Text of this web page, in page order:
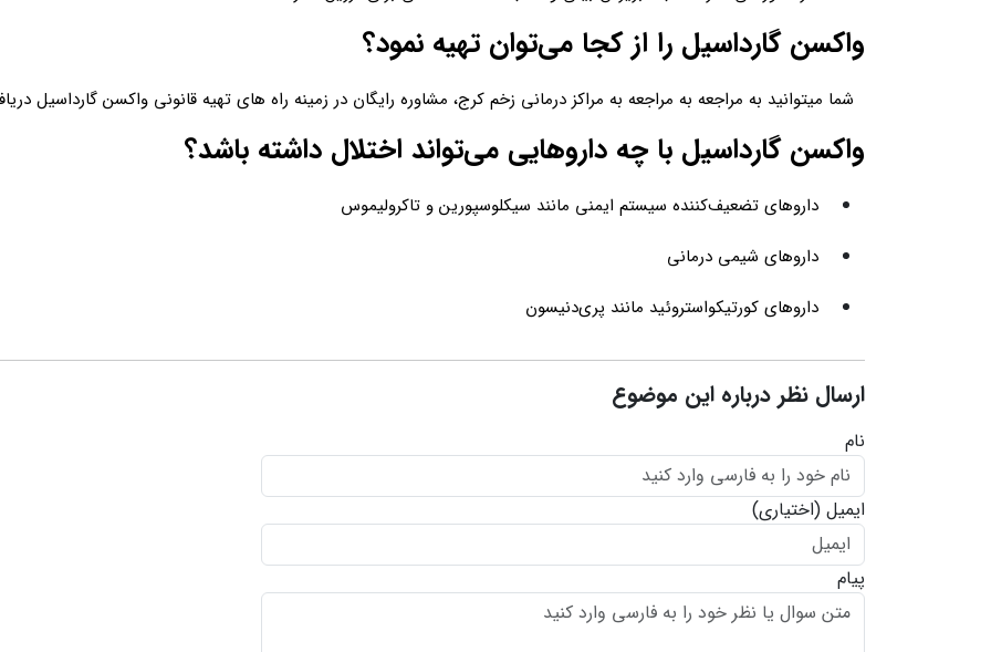
واکسن گارداسیل را از کجا می‌توان تهیه نمود؟
شما میتوانید به مراجعه به مراجعه به مراکز درمانی زخم کرج، مشاوره رایگان در زمینه راه های تهیه قانونی واکسن گارداسیل
واکسن گارداسیل با چه داروهایی می‌تواند اختلال داشته باشد؟
داروهای تضعیف‌کننده سیستم ایمنی مانند سیکلوسپورین و تاکرولیموس
داروهای شیمی درمانی
داروهای کورتیکواستروئید مانند پری‌دنیسون
ارسال نظر درباره این موضوع
نام
ایمیل (اختیاری)
پیام